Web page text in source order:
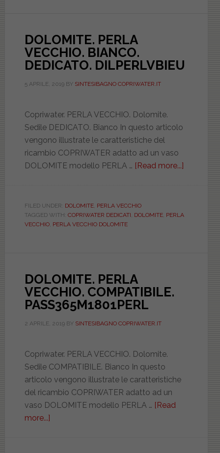
DOLOMITE. PERLA
VECCHIO. BIANCO.
DEDICATO. DILPERLVBIEU
5 APRILE, 2019BY SINTESIBAGNO COPRIWATER.IT
Copriwater. PERLA VECCHIO. Dolomite.
Sedile DEDICATO. Bianco In questo articolo
vengono illustrate le caratteristiche del
ricambio COPRIWATER adatto ad un vaso
DOLOMITE modello PERLA … [Read more...]
BIANCO.
FILED UNDER: DOLOMITE, PERLA VECCHIO
TAGGED WITH: COPRIWATER DEDICATI, DOLOMITE, PERLA
VECCHIO, PERLA VECCHIO DOLOMITE
DOLOMITE. PERLA
VECCHIO. COMPATIBILE.
PASS365M1801PERL
2 APRILE, 2019BY SINTESIBAGNO COPRIWATER.IT
Copriwater. PERLA VECCHIO. Dolomite.
Sedile COMPATIBILE. Bianco In questo
articolo vengono illustrate le caratteristiche
del ricambio COPRIWATER adatto ad un
vaso DOLOMITE modello PERLA … [Read
more...]